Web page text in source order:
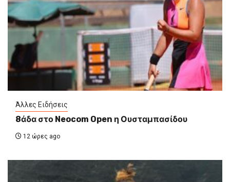
Άλλες Ειδήσεις
8άδα στο Neocom Open η Ουσταμπασίδου
12 ώρες ago